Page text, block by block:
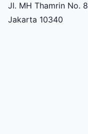
Jl. MH Thamrin No. 8
Jakarta 10340